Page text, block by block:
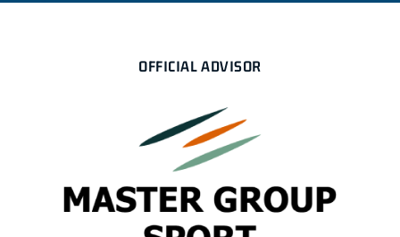
OFFICIAL ADVISOR